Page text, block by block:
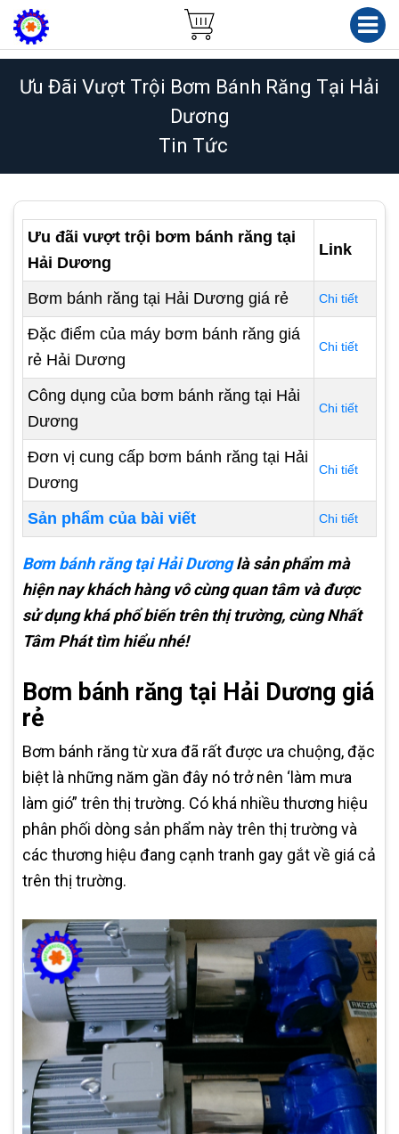
Ưu Đãi Vượt Trội Bơm Bánh Răng Tại Hải
Dương
Tin Tức
Ưu đãi vượt trội bơm bánh răng tại
Hải Dương
Link
Bơm bánh răng tại Hải Dương giá rẻ Chi tiết
Đặc điểm của máy bơm bánh răng giá
rẻ Hải Dương
Chi tiết
Công dụng của bơm bánh răng tại Hải
Dương
Chi tiết
Đơn vị cung cấp bơm bánh răng tại Hải
Dương
Chi tiết
Sản phẩm của bài viết Chi tiết
Bơm bánh răng tại Hải Dương là sản phẩm mà
hiện nay khách hàng vô cùng quan tâm và được
sử dụng khá phổ biến trên thị trường, cùng Nhất
Tâm Phát tìm hiểu nhé!
Bơm bánh răng tại Hải Dương giá
rẻ
Bơm bánh răng từ xưa đã rất được ưa chuộng, đặc
biệt là những năm gần đây nó trở nên ‘làm mưa
làm gió” trên thị trường. Có khá nhiều thương hiệu
phân phối dòng sản phẩm này trên thị trường và
các thương hiệu đang cạnh tranh gay gắt về giá cả
trên thị trường.